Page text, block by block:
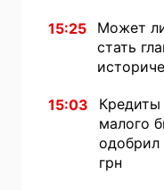
15:25
Может
стать
15:03
Кредиты
малого
одобрил
грн